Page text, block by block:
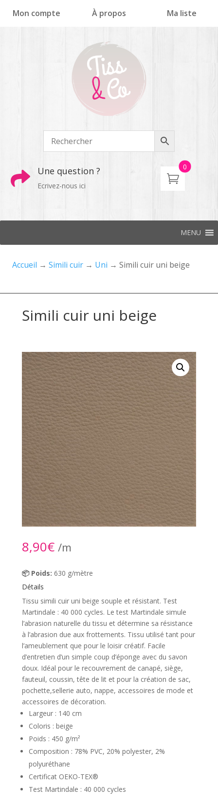
Mon compte À propos Ma liste
 Une question ?
Ecrivez-nous ici
0
MENU
Accueil → Simili cuir → Uni → Simili cuir uni beige
Simili cuir uni beige
8,90€ /m
📦 Poids: 630 g/mètre
Détails
Tissu simili cuir uni beige souple et résistant. Test
Martindale : 40 000 cycles. Le test Martindale simule
l’abrasion naturelle du tissu et détermine sa résistance
à l’abrasion due aux frottements. Tissu utilisé tant pour
l’ameublement que pour le loisir créatif. Facile
d’entretien d’un simple coup d’éponge avec du savon
doux. Idéal pour le recouvrement de canapé, siège,
fauteuil, coussin, tête de lit et pour la création de sac,
pochette,sellerie auto, nappe, accessoires de mode et
accessoires de décoration.
Largeur : 140 cm
Coloris : beige
Poids : 450 g/m²
Composition : 78% PVC, 20% polyester, 2%
polyuréthane
Certificat OEKO-TEX®
Test Martindale : 40 000 cycles